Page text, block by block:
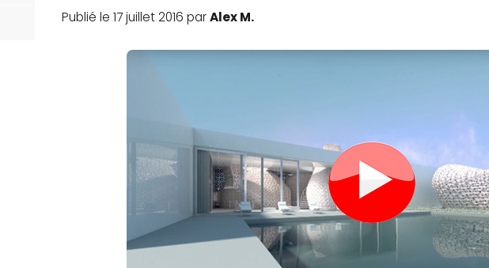
Publié le 17 juillet 2016 parAlex M.